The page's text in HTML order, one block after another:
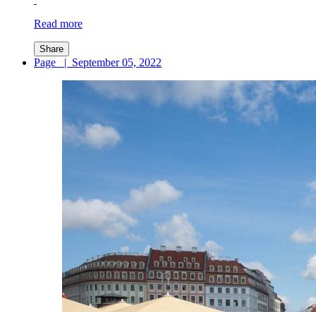
Read more
Share
Page | September 05, 2022